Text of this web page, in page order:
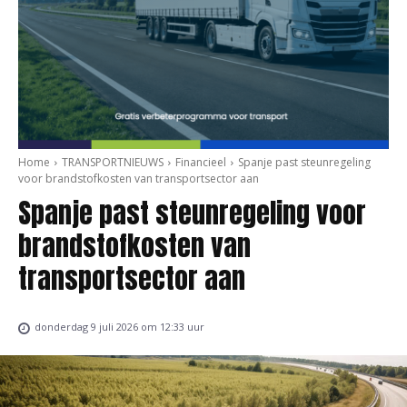
Home TRANSPORTNIEUWS Financieel
Spanje past steunregeling
voor brandstofkosten van transportsector aan
Spanje past steunregeling voor
brandstofkosten van
transportsector aan
donderdag 9 juli 2026 om 12:33 uur